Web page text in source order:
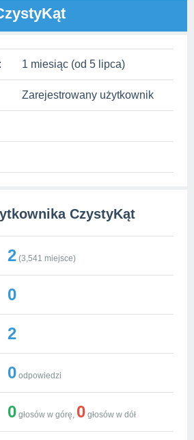
1 miesiąc (od 5 lipca)
Zarejestrowany użytkownik
CzystyKąt
2 (3,541 miejsce)
0
2
0 odpowiedzi
0 głosów w górę, 0 głosów w dół